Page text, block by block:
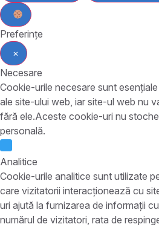
Preferințe
×
Necesare
Cookie-urile necesare sunt
ale site-ului web, iar site-ul web nu
fără ele.Aceste cookie-uri nu
personală.
Analitice
Cookie-urile analitice sunt utilizate
care vizitatorii interacționează cu
uri ajută la furnizarea de informații
numărul de vizitatori, rata de